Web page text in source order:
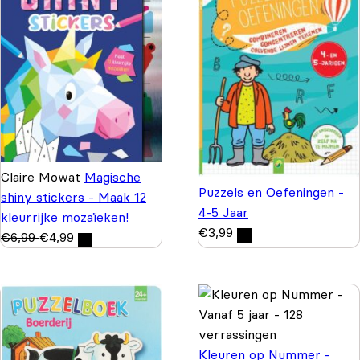
Claire Mowat Magische
shiny stickers - Maak 12
kleurrijke mozaïeken!
€6,99 €4,99
Puzzels en Oefeningen -
4-5 Jaar
€3,99
Kleuren op Nummer -